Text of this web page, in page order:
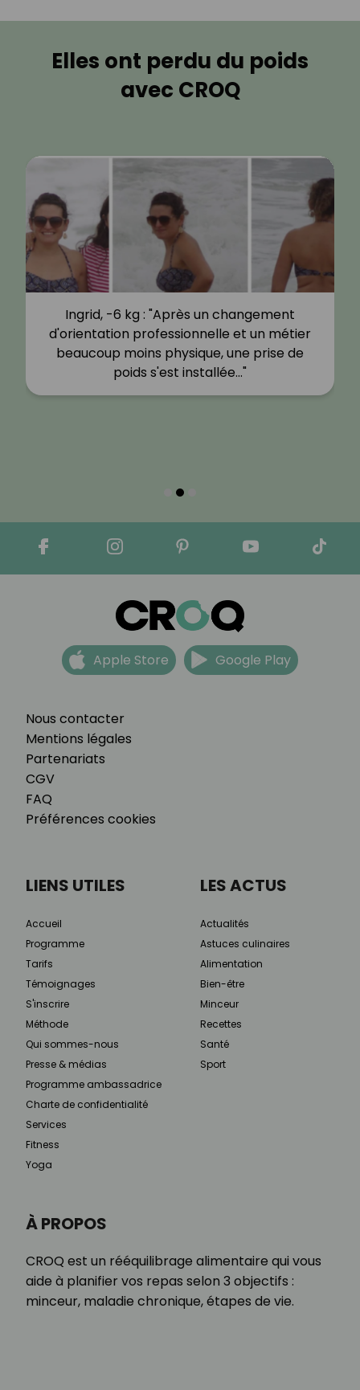
Elles ont perdu du poids
avec CROQ
Ingrid, -6 kg : "Après un changement
d'orientation professionnelle et un métier
beaucoup moins physique, une prise de
poids s'est installée…"
Nous contacter
Mentions légales
Partenariats
CGV
FAQ
Préférences cookies
Apple Store Google Play
À PROPOS
CROQ est un rééquilibrage alimentaire qui vous
aide à planifier vos repas selon 3 objectifs :
minceur, maladie chronique, étapes de vie.
LIENS UTILES
Accueil
Programme
Tarifs
Témoignages
S'inscrire
Méthode
Qui sommes-nous
Presse & médias
Programme ambassadrice
Charte de confidentialité
Services
Fitness
Yoga
LES ACTUS
Actualités
Astuces culinaires
Alimentation
Bien-être
Minceur
Recettes
Santé
Sport